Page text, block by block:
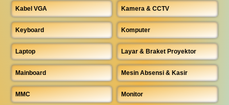
Kabel VGA Kamera & CCTV
Keyboard Komputer
Laptop Layar & Braket Proyektor
Mainboard Mesin Absensi & Kasir
MMC Monitor